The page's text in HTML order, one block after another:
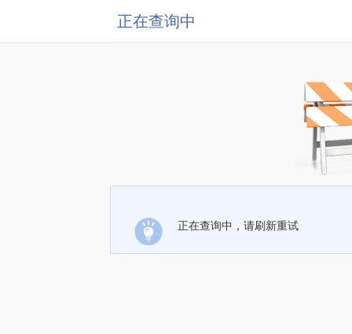
正在查询中
正在查询中，请刷新重试